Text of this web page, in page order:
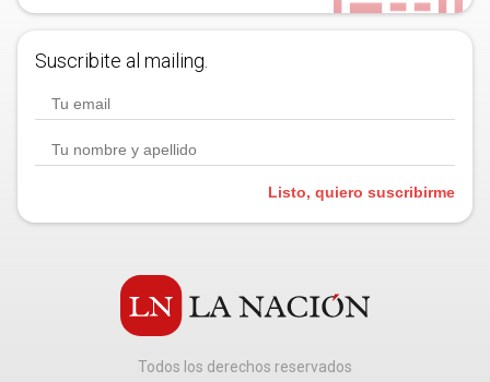
Suscribite al mailing.
Listo, quiero suscribirme
Todos los derechos reservados